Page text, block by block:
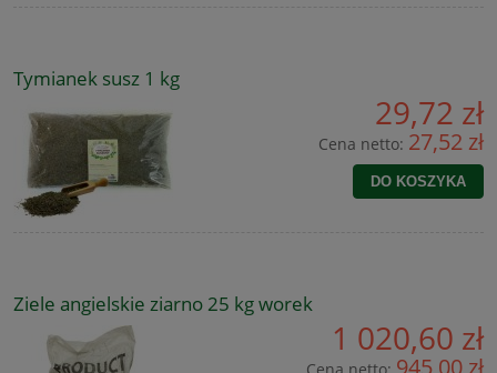
Tymianek susz 1 kg
29,72 zł
Cena netto: 27,52 zł
DO KOSZYKA
Ziele angielskie ziarno 25 kg worek
1 020,60 zł